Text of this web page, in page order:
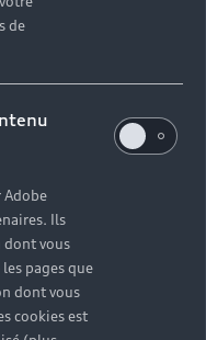
de
Adobe
Ils
dont vous
pages que
dont vous
cookies est